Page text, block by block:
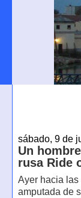
sábado, 9 de
Un
rusa Ride
Ayer hacia las
amputada de